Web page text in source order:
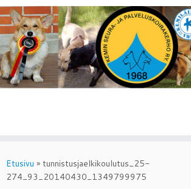
to
content
Etusivu » tunnistusjaelkikoulutus_25-
274_93_20140430_1349799975